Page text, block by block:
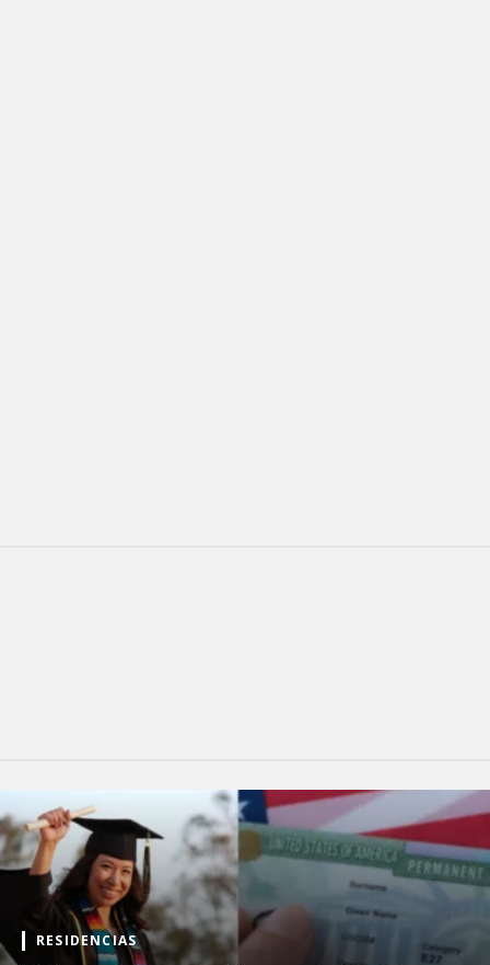
RESIDENCIAS